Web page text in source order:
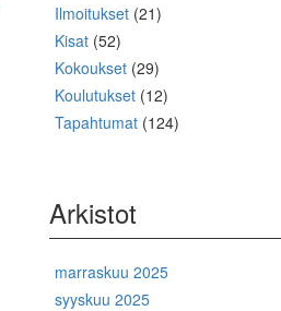
Ilmoitukset (21)
Kisat (52)
Kokoukset (29)
Koulutukset (12)
Tapahtumat (124)
Arkistot
marraskuu 2025
syyskuu 2025